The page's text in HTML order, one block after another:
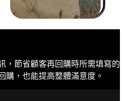
，節省顧客再回購時所需填寫的
購，也能提高整體滿意度。